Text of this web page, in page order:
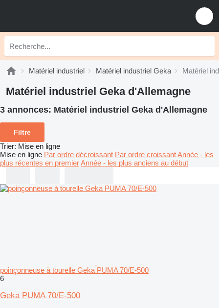
Matériel industriel Matériel industriel Geka Matériel
Matériel industriel Geka d'Allemagne
3 annonces: Matériel industriel Geka d'Allemagne
Filtre
Trier: Mise en ligne
Mise en ligne Par ordre décroissant Par ordre croissantAnnée - les
plus récentes en premierAnnée - les plus anciens au début
poinçonneuse à tourelle Geka PUMA 70/E-500
6
Geka PUMA 70/E-500